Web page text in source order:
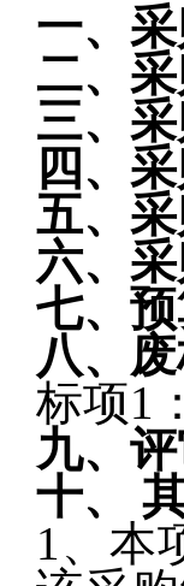
一、采
二、采
三、
四、
五、采
六、
七、预
八、
标项1
九、
十、
1、本